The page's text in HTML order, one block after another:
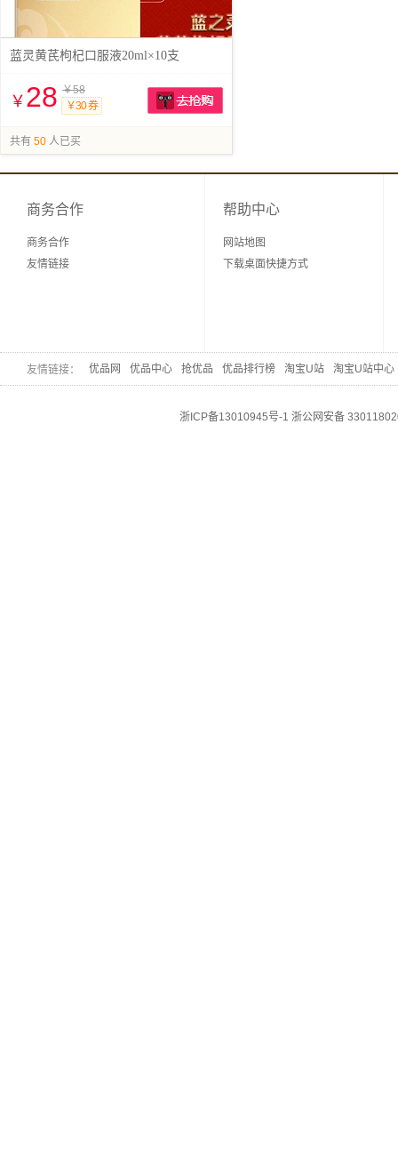
蓝灵黄芪枸杞口服液20ml×10支
￥ 28 ￥58
￥30 券
共有 50 人已买
商务合作
商务合作
友情链接
帮助中心
网站地图
下载桌面快捷方式
友情链接： 优品网 优品中心 抢优品 优品排行榜 淘宝U站 淘宝U站中心
浙ICP备13010945号-1 浙公网安备